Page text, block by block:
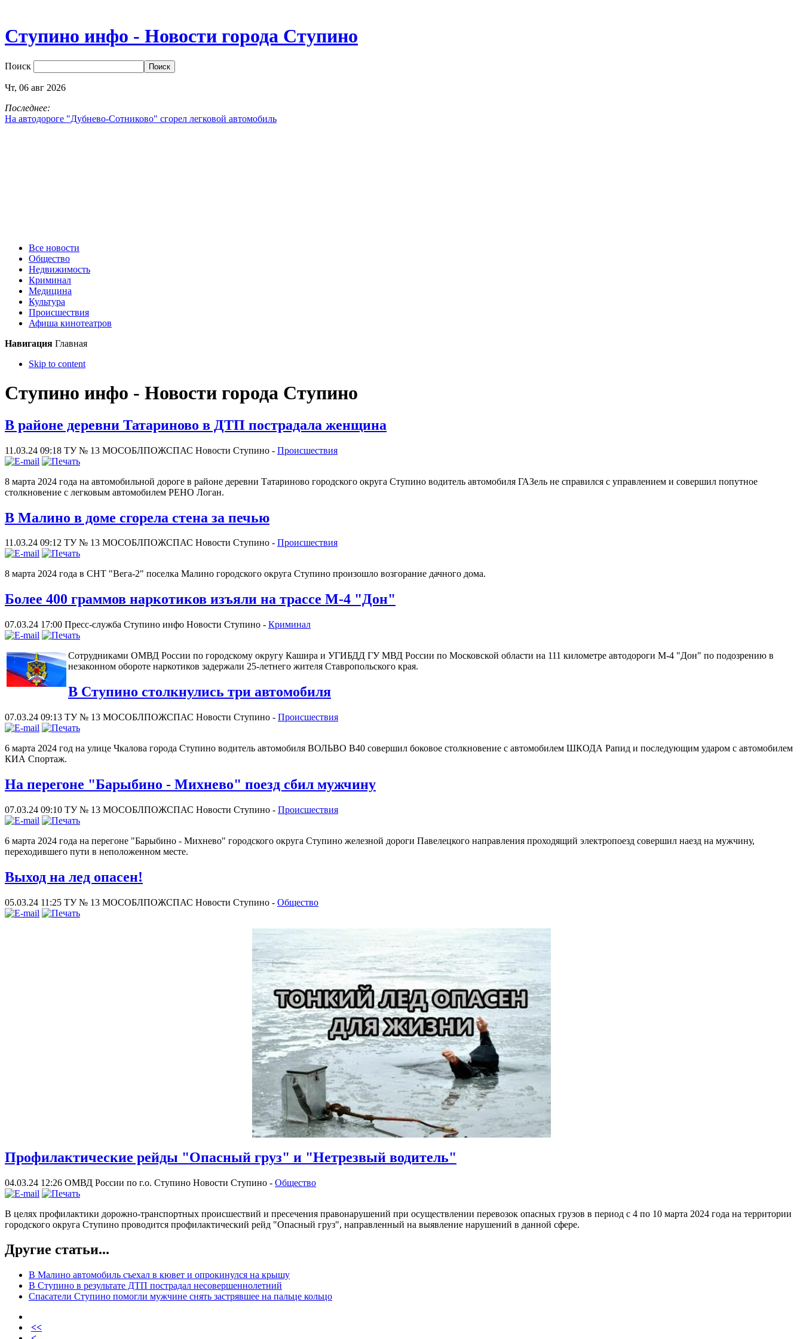
Ступино инфо - Новости города Ступино
Поиск
Чт, 06 авг 2026
Последнее:
На автодороге "Дубнево‑Сотниково" сгорел легковой автомобиль
Все новости
Общество
Недвижимость
Криминал
Медицина
Культура
Происшествия
Афиша кинотеатров
Навигация Главная
Skip to content
Ступино инфо - Новости города Ступино
В районе деревни Татариново в ДТП пострадала женщина
11.03.24 09:18 ТУ № 13 МОСОБЛПОЖСПАС Новости Ступино - Происшествия
8 марта 2024 года на автомобильной дороге в районе деревни Татариново городского округа Ступино водитель автомобиля ГАЗель не справился с управлением и совершил попутное
столкновение с легковым автомобилем РЕНО Логан.
В Малино в доме сгорела стена за печью
11.03.24 09:12 ТУ № 13 МОСОБЛПОЖСПАС Новости Ступино - Происшествия
8 марта 2024 года в СНТ "Вега-2" поселка Малино городского округа Ступино произошло возгорание дачного дома.
Более 400 граммов наркотиков изъяли на трассе М-4 "Дон"
07.03.24 17:00 Пресс-служба Ступино инфо Новости Ступино - Криминал
Сотрудниками ОМВД России по городскому округу Кашира и УГИБДД ГУ МВД России по Московской области на 111 километре автодороги М-4 "Дон" по подозрению в
незаконном обороте наркотиков задержали 25-летнего жителя Ставропольского края.
В Ступино столкнулись три автомобиля
07.03.24 09:13 ТУ № 13 МОСОБЛПОЖСПАС Новости Ступино - Происшествия
6 марта 2024 год на улице Чкалова города Ступино водитель автомобиля ВОЛЬВО В40 совершил боковое столкновение с автомобилем ШКОДА Рапид и последующим ударом с автомобилем
КИА Спортаж.
На перегоне "Барыбино - Михнево" поезд сбил мужчину
07.03.24 09:10 ТУ № 13 МОСОБЛПОЖСПАС Новости Ступино - Происшествия
6 марта 2024 года на перегоне "Барыбино - Михнево" городского округа Ступино железной дороги Павелецкого направления проходящий электропоезд совершил наезд на мужчину,
переходившего пути в неположенном месте.
Выход на лед опасен!
05.03.24 11:25 ТУ № 13 МОСОБЛПОЖСПАС Новости Ступино - Общество
Профилактические рейды "Опасный груз" и "Нетрезвый водитель"
04.03.24 12:26 ОМВД России по г.о. Ступино Новости Ступино - Общество
В целях профилактики дорожно-транспортных происшествий и пресечения правонарушений при осуществлении перевозок опасных грузов в период с 4 по 10 марта 2024 года на территории
городского округа Ступино проводится профилактический рейд "Опасный груз", направленный на выявление нарушений в данной сфере.
Другие статьи...
В Малино автомобиль съехал в кювет и опрокинулся на крышу
В Ступино в результате ДТП пострадал несовершеннолетний
Спасатели Ступино помогли мужчине снять застрявшее на пальце кольцо
<<